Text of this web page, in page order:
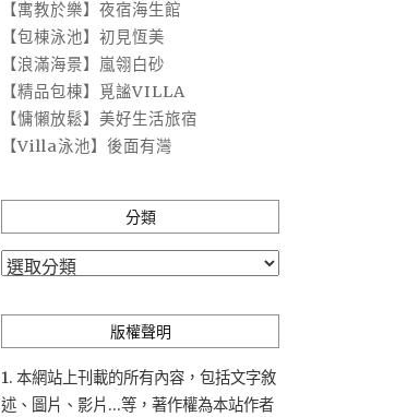
【寓教於樂】夜宿海生館
【包棟泳池】初見恆美
【浪滿海景】嵐翎白砂
【精品包棟】覓謐VILLA
【慵懶放鬆】美好生活旅宿
【Villa泳池】後面有灣
分類
分
版權聲明
1. 本網站上刊載的所有內容，包括文字敘
述、圖片、影片...等，著作權為本站作者